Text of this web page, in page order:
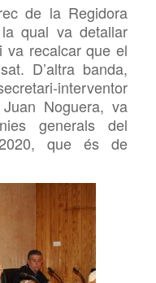
de la Regidora
la qual va detallar
va recalcar que el
D’altra banda,
interventor
Juan Noguera, va
generals del
que és de